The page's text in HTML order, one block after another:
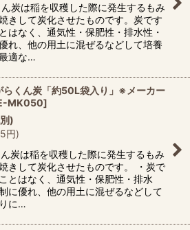
ん炭は稲を収穫した際に発生するもみ
きして炭化させたものです。炭です
はなく、通気性・保肥性・排水性・
れ、他の用土に混ぜるなどして培養
適な…
らくん炭「約50L袋入り」※メーカー
MK050]
)
円)
炭は稲を収穫した際に発生するもみ
きして炭化させたものです。 ・炭で
とはなく、通気性・保肥性・排水
に優れ、他の用土に混ぜるなどして
に…